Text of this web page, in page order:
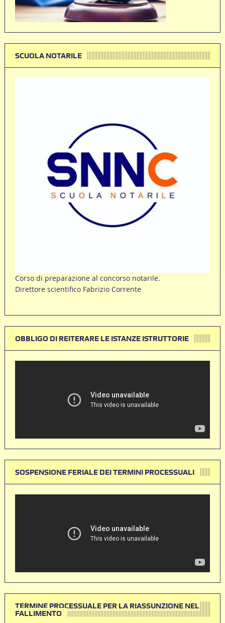
SCUOLA NOTARILE
Corso di preparazione al concorso notarile.
Direttore scientifico Fabrizio Corrente
OBBLIGO DI REITERARE LE ISTANZE ISTRUTTORIE
SOSPENSIONE FERIALE DEI TERMINI PROCESSUALI
TERMINE PROCESSUALE PER LA RIASSUNZIONE NEL
FALLIMENTO